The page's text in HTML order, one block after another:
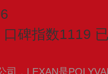
口碑指数1119
司，LEXAN是